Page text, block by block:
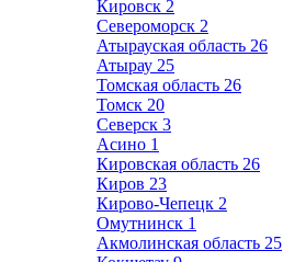
Кировск 2
Североморск 2
Атырауская область 26
Атырау 25
Томская область 26
Томск 20
Северск 3
Асино 1
Кировская область 26
Киров 23
Кирово-Чепецк 2
Омутнинск 1
Акмолинская область 25